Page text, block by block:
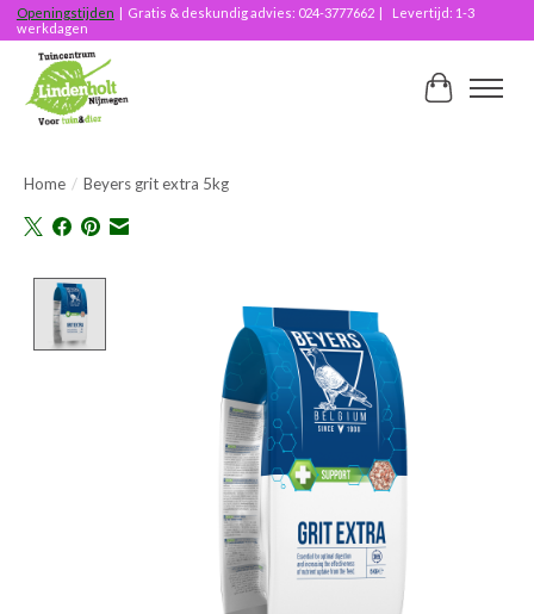
Openingstijden | Gratis & deskundig advies: 024-3777662 | Levertijd: 1-3
werkdagen
Home / Beyers grit extra 5kg